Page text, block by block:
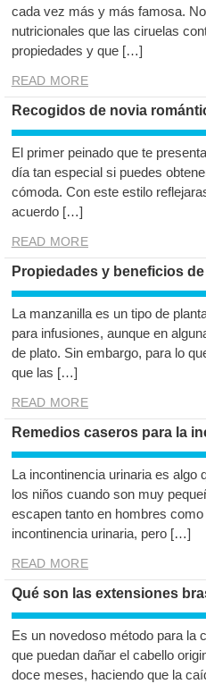
cada vez más y más famosa.
nutricionales que las ciruelas
propiedades y que […]
READ MORE
Recogidos de novia
El primer peinado que te
día tan especial si puedes
cómoda. Con este estilo
acuerdo […]
READ MORE
Propiedades y beneficios
La manzanilla es un tipo de
para infusiones, aunque en
de plato. Sin embargo, para lo
que las […]
READ MORE
Remedios caseros para la
La incontinencia urinaria es algo
los niños cuando son muy
escapen tanto en hombres
incontinencia urinaria, pero […]
READ MORE
Qué son las extensiones
Es un novedoso método para la
que puedan dañar el cabello
doce meses, haciendo que la